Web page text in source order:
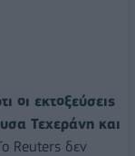
οι εκτοξεύσεις
Τεχεράνη και
Reuters δεν